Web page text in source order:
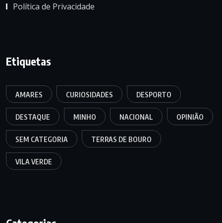
Política de Privacidade
Etiquetas
AMARES CURIOSIDADES DESPORTO
DESTAQUE MINHO NACIONAL OPINIÃO
SEM CATEGORIA TERRAS DE BOURO
VILA VERDE